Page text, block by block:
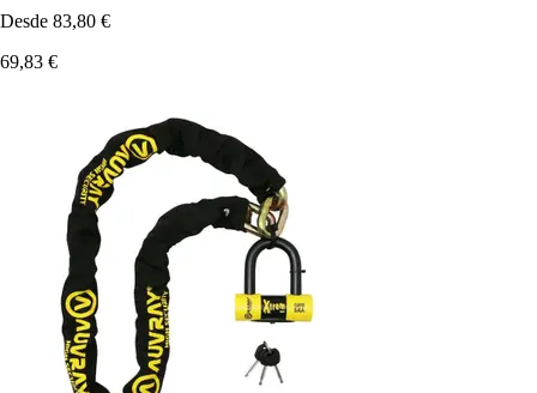
Desde 83,80 €
69,83 €